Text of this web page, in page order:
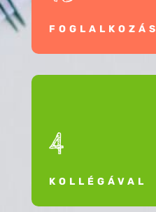
FOGLALKOZÁS
4
KOLLÉGÁVAL